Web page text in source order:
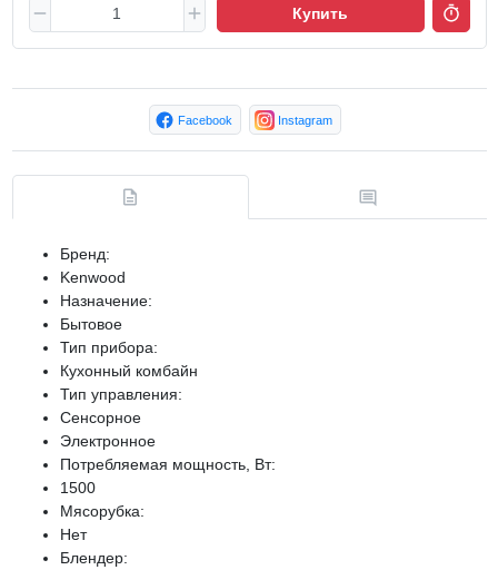
Купить
Facebook Instagram
Бренд:
Kenwood
Назначение:
Бытовое
Тип прибора:
Кухонный комбайн
Тип управления:
Сенсорное
Электронное
Потребляемая мощность, Вт:
1500
Мясорубка:
Нет
Блендер: